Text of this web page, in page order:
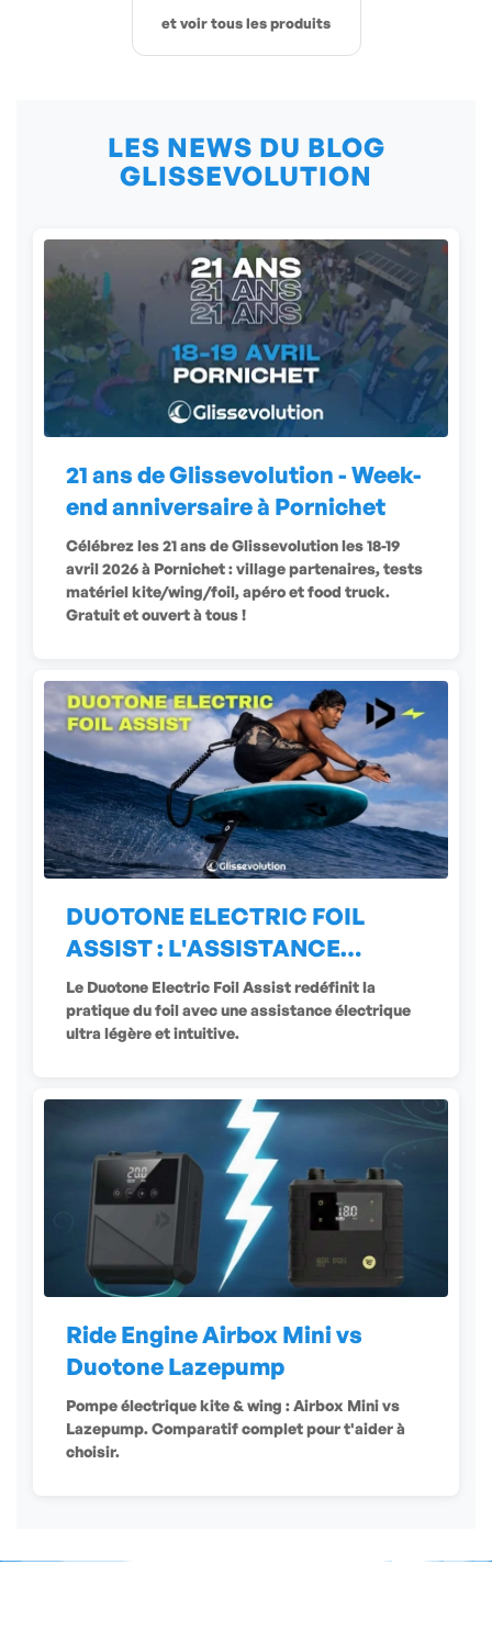
et voir tous les produits
LES NEWS DU BLOG
GLISSEVOLUTION
21 ans de Glissevolution - Week-
end anniversaire à Pornichet
Célébrez les 21 ans de Glissevolution les 18-19
avril 2026 à Pornichet : village partenaires, tests
matériel kite/wing/foil, apéro et food truck.
Gratuit et ouvert à tous !
DUOTONE ELECTRIC FOIL
ASSIST : L'ASSISTANCE
ÉLECTRIQUE
Le Duotone Electric Foil Assist redéfinit la
pratique du foil avec une assistance électrique
ultra légère et intuitive.
Ride Engine Airbox Mini vs
Duotone Lazepump
Pompe électrique kite & wing : Airbox Mini vs
Lazepump. Comparatif complet pour t'aider à
choisir.